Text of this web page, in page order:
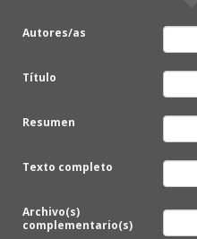
Autores/as
Título
Resumen
Texto completo
Archivo(s)
complementario(s)